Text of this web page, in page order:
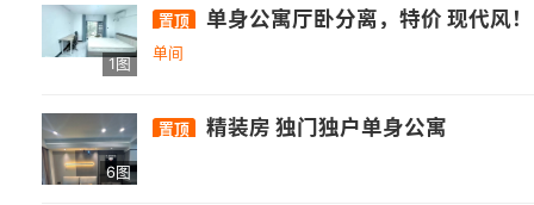
1图
置顶 单身公寓厅卧分离，特价 现代风
单间
6图
置顶 精装房 独门独户单身公寓